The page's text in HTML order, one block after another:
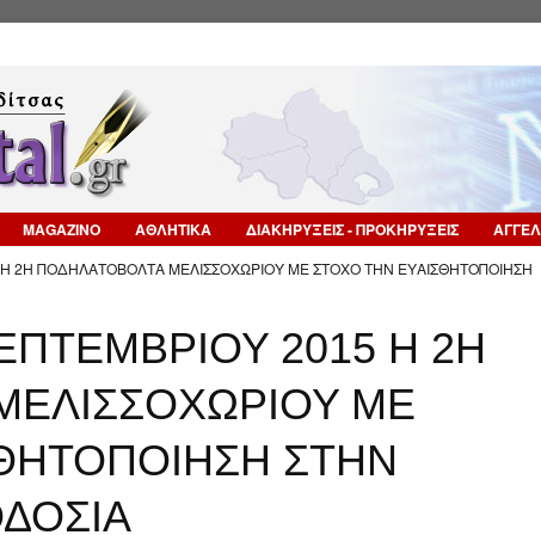
MAGAZINO ΑΘΛΗΤΙΚΑ ΔΙΑΚΗΡΥΞΕΙΣ - ΠΡΟΚΗΡΥΞΕΙΣ
Η 2Η ΠΟΔΗΛΑΤΟΒΟΛΤΑ ΜΕΛΙΣΣΟΧΩΡΙΟΥ ΜΕ ΣΤΟΧΟ ΤΗΝ ΕΥΑΙΣΘΗΤΟΠΟΙΗΣΗ
2015 Η 2Η
ΜΕ
ΣΤΗΝ